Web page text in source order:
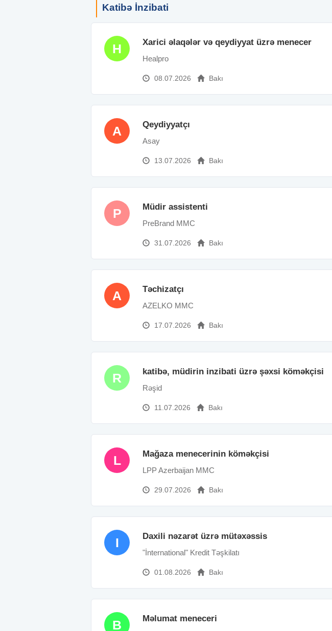
Katibə İnzibati
H Xarici əlaqələr və qeydiyyat üzrə menecer
Healpro
08.07.2026 Bakı
A Qeydiyyatçı
Asay
13.07.2026 Bakı
P Müdir assistenti
PreBrand MMC
31.07.2026 Bakı
A Təchizatçı
AZELKO MMC
17.07.2026 Bakı
R katibə, müdirin inzibati üzrə şəxsi köməkçisi
Rəşid
11.07.2026 Bakı
L Mağaza menecerinin köməkçisi
LPP Azerbaijan MMC
29.07.2026 Bakı
I Daxili nəzarət üzrə mütəxəssis
"İnternational" Kredit Təşkilatı
01.08.2026 Bakı
B Məlumat meneceri